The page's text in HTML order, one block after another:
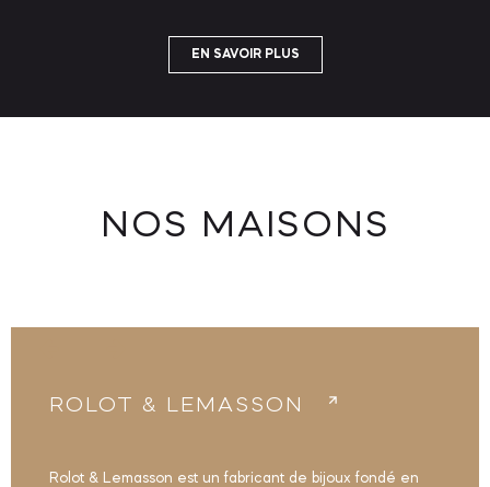
EN SAVOIR PLUS
NOS MAISONS
ROLOT & LEMASSON
Rolot & Lemasson est un fabricant de bijoux fondé en